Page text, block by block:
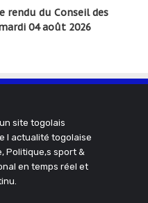
rendu du Conseil des
04 août 2026
site togolais
l actualité togolaise
Politique,s sport &
en temps réel et